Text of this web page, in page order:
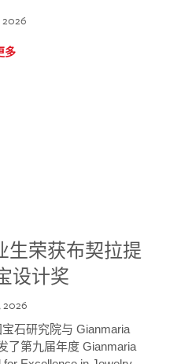
2026
多
生荣获布契拉提
设计奖
2026
石研究院与 Gianmaria
了第九届年度 Gianmaria